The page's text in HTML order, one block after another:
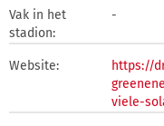
Vak in het
stadion:
-
Website:
https://
viele-